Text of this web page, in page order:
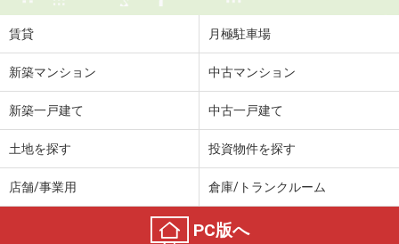
賃貸 月極駐車場
新築マンション 中古マンション
新築一戸建て 中古一戸建て
土地を探す 投資物件を探す
店舗/事業用 倉庫/トランクルーム
PC版へ